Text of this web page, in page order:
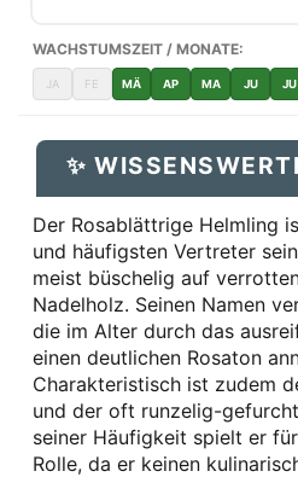
WACHSTUMSZEIT / MONATE:
JA FE MÄ AP MA JU JU
✨
Der Rosablättrige Helmling
und häufigsten Vertreter
meist büschelig auf
Nadelholz. Seinen Namen
die im Alter durch das
einen deutlichen Rosaton
Charakteristisch ist zudem
und der oft runzelig-
seiner Häufigkeit spielt er
Rolle, da er keinen